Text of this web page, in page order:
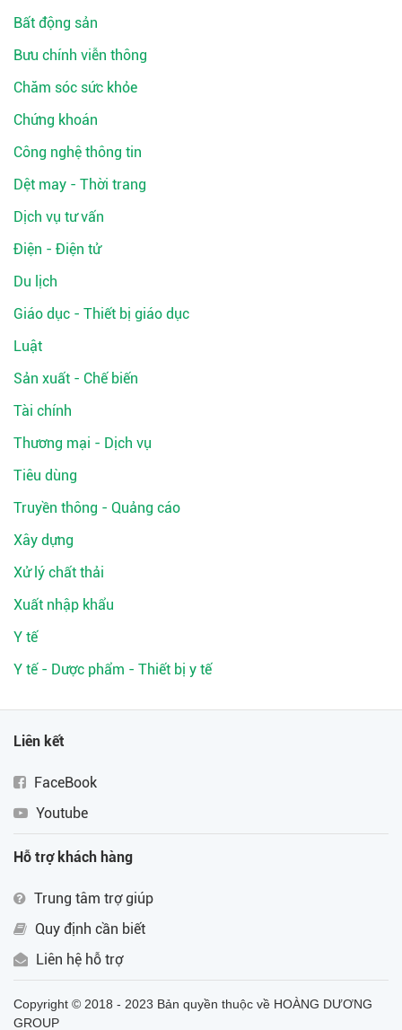
Bất động sản
Bưu chính viễn thông
Chăm sóc sức khỏe
Chứng khoán
Công nghệ thông tin
Dệt may - Thời trang
Dịch vụ tư vấn
Điện - Điện tử
Du lịch
Giáo dục - Thiết bị giáo dục
Luật
Sản xuất - Chế biến
Tài chính
Thương mại - Dịch vụ
Tiêu dùng
Truyền thông - Quảng cáo
Xây dựng
Xử lý chất thải
Xuất nhập khẩu
Y tế
Y tế - Dược phẩm - Thiết bị y tế
Liên kết
FaceBook
Youtube
Hỗ trợ khách hàng
Trung tâm trợ giúp
Quy định cần biết
Liên hệ hỗ trợ
Copyright © 2018 - 2023 Bản quyền thuộc về HOÀNG DƯƠNG
GROUP